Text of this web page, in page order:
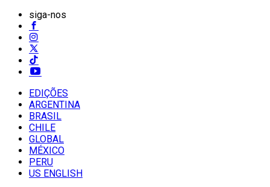
siga-nos
EDIÇÕES
ARGENTINA
BRASIL
CHILE
GLOBAL
MÉXICO
PERU
US ENGLISH